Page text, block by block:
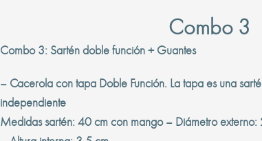
Combo 3
Combo 3: Sartén doble función + Guantes
– Cacerola con tapa Doble Función. La tapa es una
independiente
Medidas sartén: 40 cm con mango – Diámetro